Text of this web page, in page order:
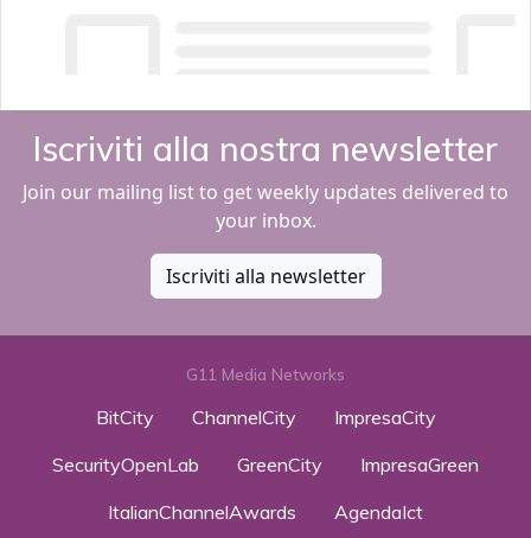
Iscriviti alla nostra newsletter
Join our mailing list to get weekly updates delivered to
your inbox.
Iscriviti alla newsletter
G11 Media Networks
BitCity ChannelCity
ImpresaCity
SecurityOpenLab
GreenCity
ImpresaGreen
ItalianChannelAwards
AgendaIct